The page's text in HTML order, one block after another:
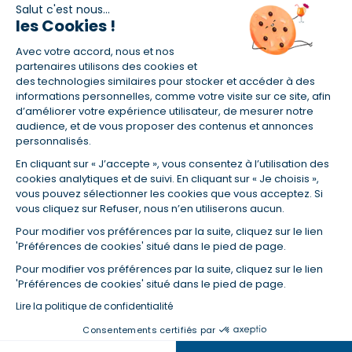
Salut c'est nous...
les Cookies !
Avec votre accord, nous et nos
partenaires utilisons des cookies et
des technologies similaires pour stocker et accéder à des
informations personnelles, comme votre visite sur ce site, afin
d’améliorer votre expérience utilisateur, de mesurer notre
audience, et de vous proposer des contenus et annonces
personnalisés.
En cliquant sur « J’accepte », vous consentez à l’utilisation des
cookies analytiques et de suivi. En cliquant sur « Je choisis »,
vous pouvez sélectionner les cookies que vous acceptez. Si
vous cliquez sur Refuser, nous n’en utiliserons aucun.
Pour modifier vos préférences par la suite, cliquez sur le lien
'Préférences de cookies' situé dans le pied de page.
Pour modifier vos préférences par la suite, cliquez sur le lien
'Préférences de cookies' situé dans le pied de page.
Lire la politique de confidentialité
Consentements certifiés par
(1) Taux fixe national hors assurance et selon votre profil
(2) Économie de 65 % pour l'assurance d'un prêt amortissable de 330
457,23 € à 0,90 % sur 19,5 ans, accordé à un salarié non cadre assuré à
100 % (décès, PTIA, IPP, ITT, IPP) âgé de 36 ans fumeur et une personne
salariée non cadre assurée à 100 % (décès, PTIA, IPP, ITT, IPP) âgée de 35
ans et non-fumeur, tous deux sans risque médical connu. Au
14/07/2019, coût de l'assurance proposée par la banque 179,08 €/mois
en moyenne contre 64,60 €/mois en moyenne au 14/07/2022 avec
Empruntis.com (TAEA : 0,44 %, coût total de l'assurance : 15 117,65 €).
(3) Taux minimum pour un crédit consommation d'un montant fixé entre
5 000 et 20 000 euros, selon profil et durée.
(4) La diminution du montant des mensualités entraîne l'allongement
de la durée de remboursement ainsi que la hausse du coût total du
(5) Banques de réseau, mutualistes, spécialisées, directions
régionales, organismes de crédit selon votre profil et votre demande.
Mutuelles, compagnies et courtiers d'assurances. Selon votre profil et
votre demande.
régionales, organismes de crédit, selon votre profil et votre demande.